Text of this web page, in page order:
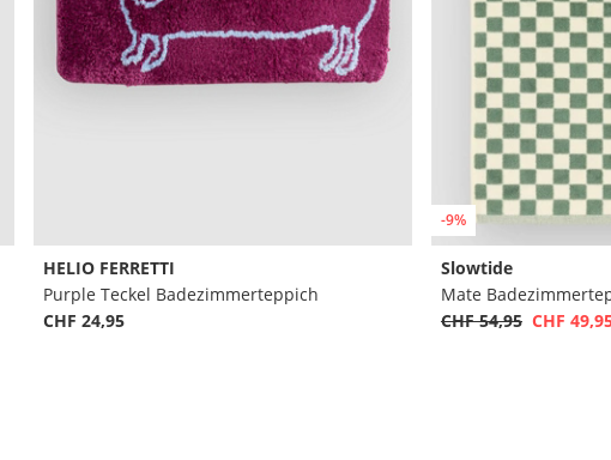
HELIO FERRETTI
Purple Teckel Badezimmerteppich
CHF 24,95
-9%
Slowtide
Mate
CHF 54,95 CHF